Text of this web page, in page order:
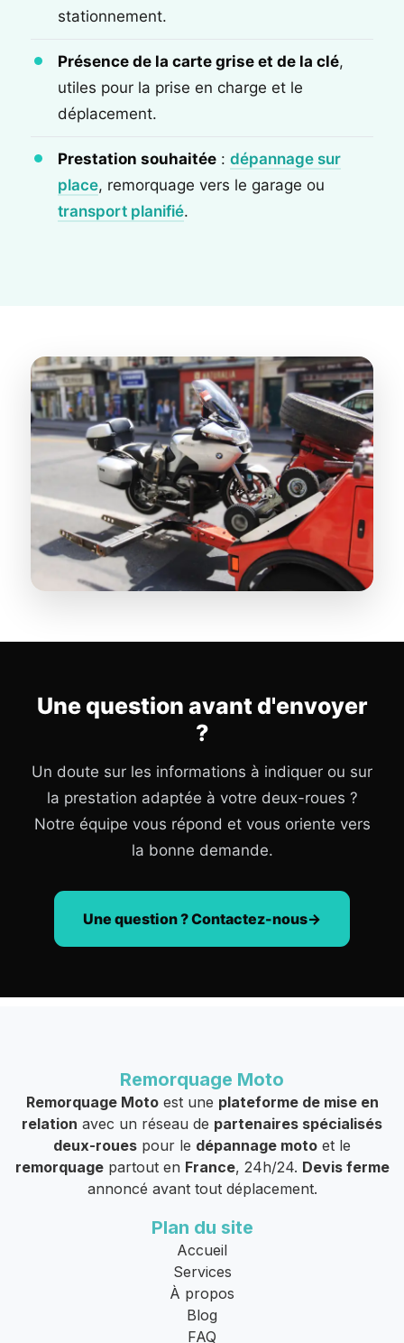
stationnement.
Présence de la carte grise et de la clé,
utiles pour la prise en charge et le
déplacement.
Prestation souhaitée : dépannage sur
place, remorquage vers le garage ou
transport planifié.
Une question avant d'envoyer
?
Un doute sur les informations à indiquer ou sur
la prestation adaptée à votre deux-roues ?
Notre équipe vous répond et vous oriente vers
la bonne demande.
Une question ? Contactez-nous
Remorquage Moto
Remorquage Motoest une plateforme de mise en
relation avec un réseau de partenaires spécialisés
deux-roues pour le dépannage moto et le
remorquagepartout en France, 24h/24. Devis ferme
annoncé avant tout déplacement.
Plan du site
Accueil
Services
À propos
Blog
FAQ